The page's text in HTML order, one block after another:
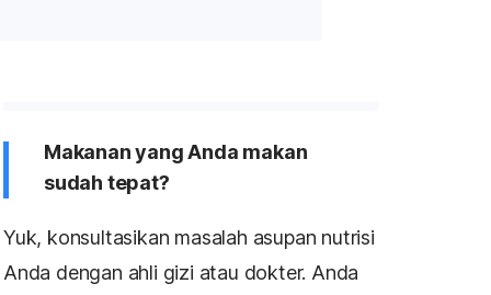
Makanan yang Anda makan
sudah tepat?
Yuk, konsultasikan masalah asupan nutrisi
Anda dengan ahli gizi atau dokter. Anda